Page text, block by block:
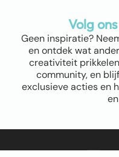
Volg
Geen inspiratie?
en ontdek wat
creativiteit
community, en
exclusieve acties en